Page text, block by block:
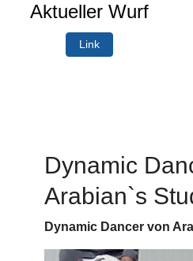
Aktueller Wurf
Link
Dynamic
Arabian`s
Dynamic Dancer von